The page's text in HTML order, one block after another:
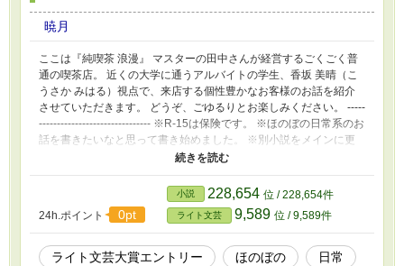
暁月
ここは『純喫茶 浪漫』 マスターの田中さんが経営するごくごく普
通の喫茶店。 近くの大学に通うアルバイトの学生、香坂 美晴（こ
うさか みはる）視点で、来店する個性豊かなお客様のお話を紹介
させていただきます。 どうぞ、ごゆるりとお楽しみください。 -----
------------------------------- ※R-15は保険です。 ※ほのぼの日常系のお
話を書きたいなと思って書き始めました。 ※別小説をメインに更
新しているので、合間に一つの章を書き終えたらまとめてアップす
るスタイルにさせていただこうか思います。内容も更新もまったり
になります。 ※ライト文芸大賞にエントリーしています。楽しん
でいただけたら幸いです。よろしくお願いします。
24h.ポイント
0pt
小説 228,654 位 / 228,654件
ライト文芸 9,589 位 / 9,589件
ライト文芸大賞エントリー ほのぼの
日常